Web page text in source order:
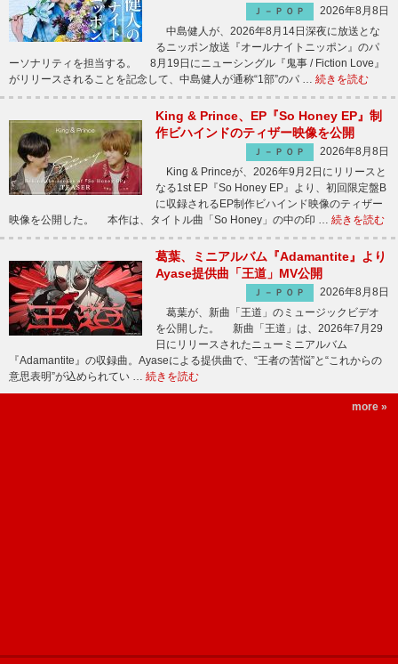
Ｊ－ＰＯＰ
2026年8月8日
中島健人が、2026年8月14日深夜に放送とな
るニッポン放送『オールナイトニッポン』のパ
ーソナリティを担当する。 8月19日にニューシングル『鬼事 / Fiction Love』
がリリースされることを記念して、中島健人が通称“1部”のパ … 続きを読む
King & Prince、EP『So Honey EP』制
作ビハインドのティザー映像を公開
Ｊ－ＰＯＰ
2026年8月8日
King & Princeが、2026年9月2日にリリースと
なる1st EP『So Honey EP』より、初回限定盤B
に収録されるEP制作ビハインド映像のティザー
映像を公開した。 本作は、タイトル曲「So Honey」の中の印 … 続きを読む
葛葉、ミニアルバム『Adamantite』より
Ayase提供曲「王道」MV公開
Ｊ－ＰＯＰ
2026年8月8日
葛葉が、新曲「王道」のミュージックビデオ
を公開した。 新曲「王道」は、2026年7月29
日にリリースされたニューミニアルバム
『Adamantite』の収録曲。Ayaseによる提供曲で、“王者の苦悩”と“これからの
意思表明”が込められてい … 続きを読む
more »